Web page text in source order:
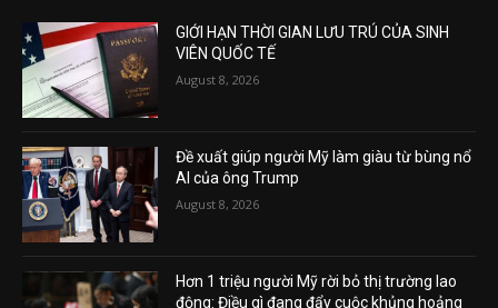
GIỚI HẠN THỜI GIAN LƯU TRÚ CỦA SINH
VIÊN QUỐC TẾ
August 8, 2026
Đề xuất giúp người Mỹ làm giàu từ bùng nổ
AI của ông Trump
August 8, 2026
Hơn 1 triệu người Mỹ rời bỏ thị trường lao
động: Điều gì đang đẩy cuộc khủng hoảng